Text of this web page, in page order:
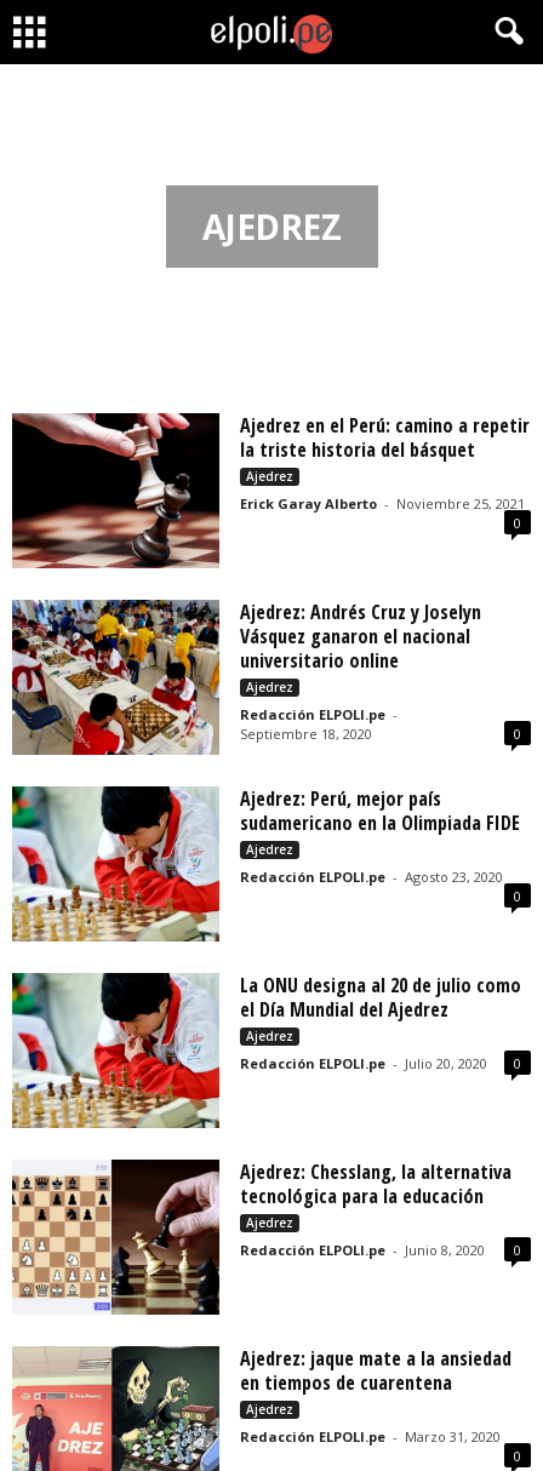
AJEDREZ
Ajedrez en el Perú: camino a repetir
la triste historia del básquet
Ajedrez
Erick Garay Alberto - Noviembre 25, 2021
0
Ajedrez: Andrés Cruz y Joselyn
Vásquez ganaron el nacional
universitario online
Ajedrez
Redacción ELPOLI.pe -
Septiembre 18, 2020
0
Ajedrez: Perú, mejor país
sudamericano en la Olimpiada FIDE
Ajedrez
Redacción ELPOLI.pe - Agosto 23, 2020
0
La ONU designa al 20 de julio como
el Día Mundial del Ajedrez
Ajedrez
Redacción ELPOLI.pe - Julio 20, 2020 0
Ajedrez: Chesslang, la alternativa
tecnológica para la educación
Ajedrez
Redacción ELPOLI.pe - Junio 8, 2020 0
Ajedrez: jaque mate a la ansiedad
en tiempos de cuarentena
Ajedrez
Redacción ELPOLI.pe - Marzo 31, 2020
0